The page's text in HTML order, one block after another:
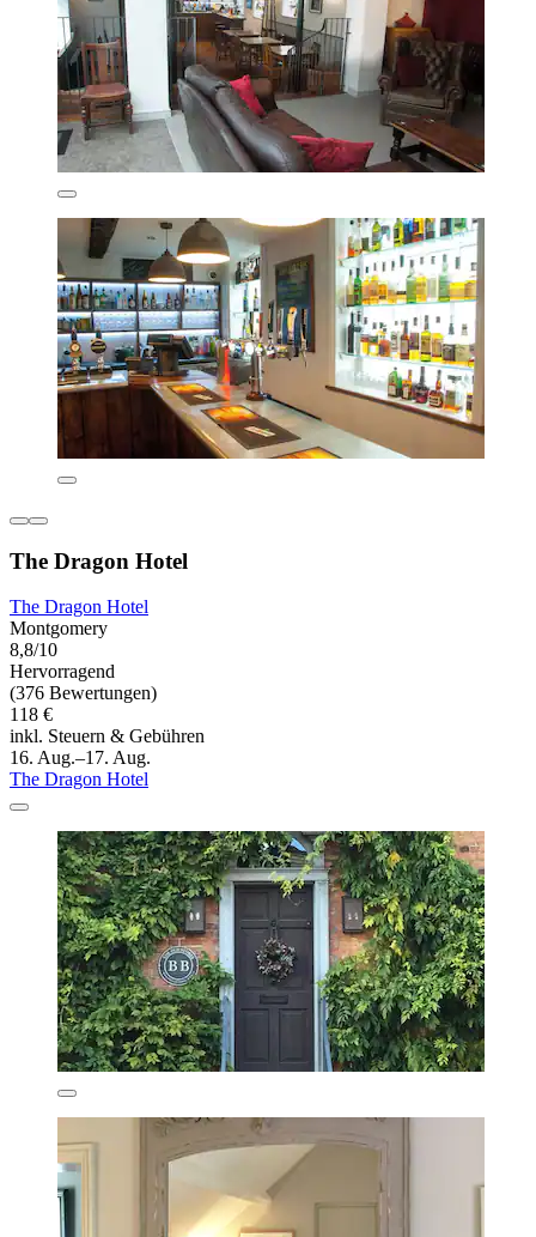
The Dragon Hotel
The Dragon Hotel
Montgomery
8,8/10
Hervorragend
(376 Bewertungen)
118 €
inkl. Steuern & Gebühren
16. Aug.–17. Aug.
The Dragon Hotel